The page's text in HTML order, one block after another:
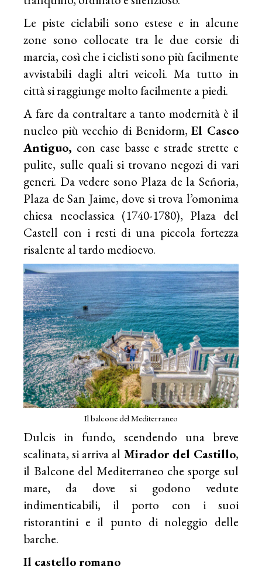
Le piste ciclabili sono estese e in alcune
zone sono collocate tra le due corsie di
marcia, così che i ciclisti sono più facilmente
avvistabili dagli altri veicoli. Ma tutto in
città si raggiunge molto facilmente a piedi.
A fare da contraltare a tanto modernità è il
nucleo più vecchio di Benidorm,El Casco
Antiguo, con case basse e strade strette e
pulite, sulle quali si trovano negozi di vari
generi. Da vedere sono Plaza de la Señoria,
Plaza de San Jaime, dove si trova l’omonima
chiesa neoclassica (1740-1780), Plaza del
Castell con i resti di una piccola fortezza
risalente al tardo medioevo.
Il balcone del Mediterraneo
Dulcis in fundo, scendendo una breve
scalinata, si arriva al Mirador del Castillo,
il Balcone del Mediterraneo che sporge sul
mare, da dove si godono vedute
indimenticabili, il porto con i suoi
ristorantini e il punto di noleggio delle
barche.
Il castello romano